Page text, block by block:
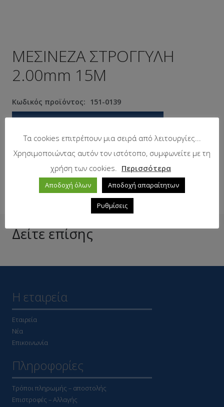
ΜΕΣΙΝΕΖΑ ΣΤΡΟΓΓΥΛΗ
2.00mm 15Μ
Κωδικός προϊόντος: 151-0139
Σε απόθεμα
Δείτε επίσης
Η εταιρεία
Εταιρεία
Νέα
Επικοινωνία
Πληροφορίες
Τρόποι πληρωμής – αποστολής
Επιστροφές – Αλλαγής
Τα cookies επιτρέπουν μια σειρά από λειτουργίες...
Χρησιμοποιώντας αυτόν τον ιστότοπο, συμφωνείτε με τη
χρήση των cookies.
Περισσότερα
Αποδοχή όλων Αποδοχή απαραίτητων
Ρυθμίσεις